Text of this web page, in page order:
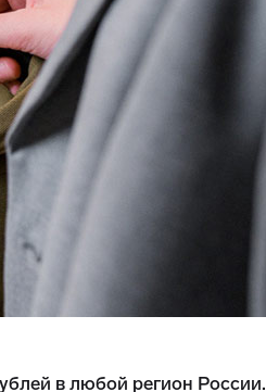
в любой регион России.